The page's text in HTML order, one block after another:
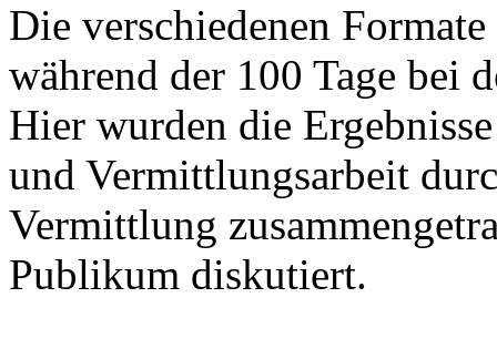
Die verschiedenen
während der 100 Tage bei
Hier wurden die
und Vermittlungsarbeit
Vermittlung
Publikum diskutiert.